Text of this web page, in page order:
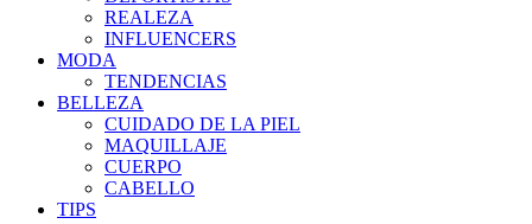
REALEZA
INFLUENCERS
MODA
TENDENCIAS
BELLEZA
CUIDADO DE LA PIEL
MAQUILLAJE
CUERPO
CABELLO
TIPS